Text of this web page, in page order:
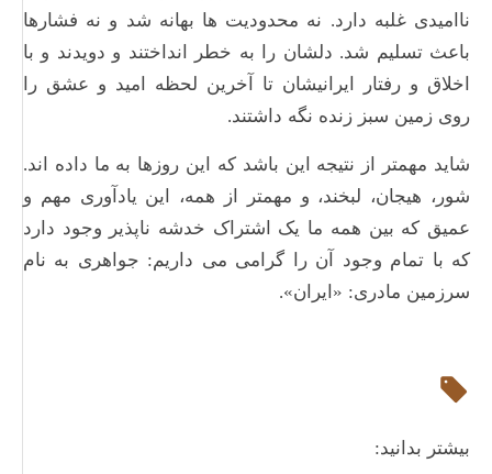
ناامیدی غلبه دارد. نه محدودیت ها بهانه شد و نه فشارها
باعث تسلیم شد. دلشان را به خطر انداختند و دویدند و با
اخلاق و رفتار ایرانیشان تا آخرین لحظه امید و عشق را
روی زمین سبز زنده نگه داشتند.
شاید مهمتر از نتیجه این باشد که این روزها به ما داده اند.
شور، هیجان، لبخند، و مهمتر از همه، این یادآوری مهم و
عمیق که بین همه ما یک اشتراک خدشه ناپذیر وجود دارد
که با تمام وجود آن را گرامی می داریم: جواهری به نام
سرزمین مادری: «ایران».
بیشتر بدانید: